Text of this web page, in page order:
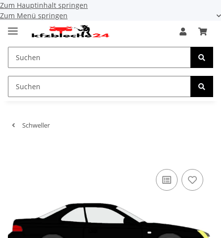
Zum Hauptinhalt springen
Zum Menü springen
Schweller